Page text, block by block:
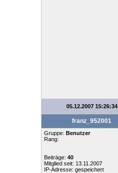
05.12.2007 15:26:34
franz_952001
Gruppe: Benutzer
Rang:
Beiträge: 40
Mitglied seit: 13.11.2007
IP-Adresse: gespeichert